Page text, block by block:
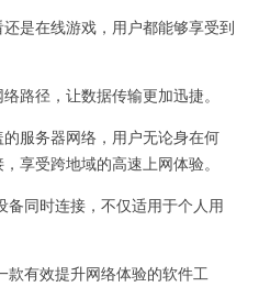
是在线游戏，用户都能够享受到
径，让数据传输更加迅捷。
服务器网络，用户无论身在何
享受跨地域的高速上网体验。
同时连接，不仅适用于个人用
有效提升网络体验的软件工